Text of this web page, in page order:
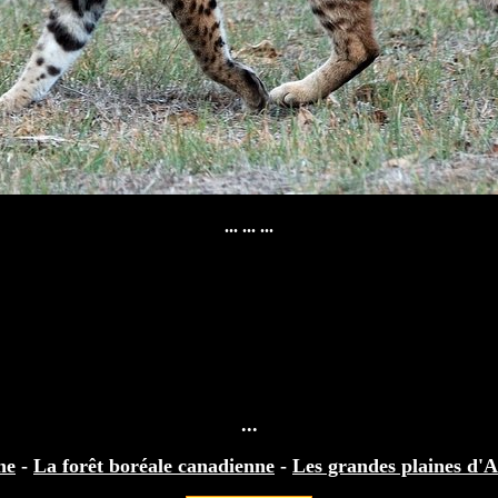
... ... ...
...
- La forêt boréale canadienne - Les grandes plaines